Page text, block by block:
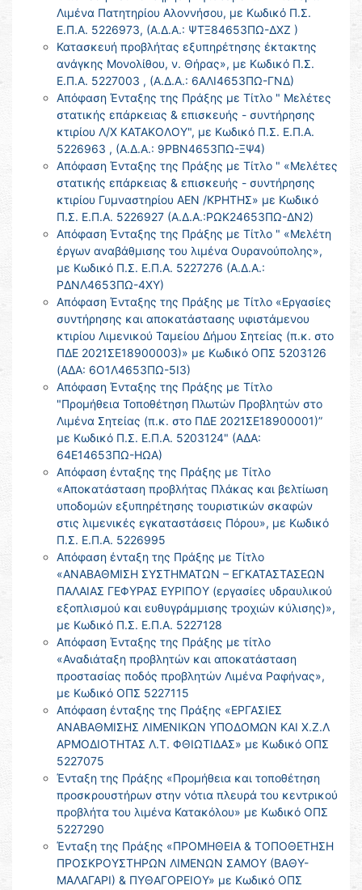
Λιμένα Πατητηρίου Αλοννήσου, με Κωδικό Π.Σ.
Ε.Π.Α. 5226973, (Α.Δ.Α.: ΨΤΞ84653ΠΩ-ΔΧΖ )
Κατασκευή προβλήτας εξυπηρέτησης έκτακτης
ανάγκης Μονολίθου, ν. Θήρας», με Κωδικό Π.Σ.
Ε.Π.Α. 5227003 , (Α.Δ.Α.: 6ΑΛΙ4653ΠΩ-ΓΝΔ)
Απόφαση Ένταξης της Πράξης με Τίτλο " Μελέτες
στατικής επάρκειας & επισκευής - συντήρησης
κτιρίου Λ/Χ ΚΑΤΑΚΟΛΟΥ", με Κωδικό Π.Σ. Ε.Π.Α.
5226963 , (Α.Δ.Α.: 9ΡΒΝ4653ΠΩ-ΞΨ4)
Απόφαση Ένταξης της Πράξης με Τίτλο " «Μελέτες
στατικής επάρκειας & επισκευής - συντήρησης
κτιρίου Γυμναστηρίου ΑΕΝ /ΚΡΗΤΗΣ» με Κωδικό
Π.Σ. Ε.Π.Α. 5226927 (Α.Δ.Α.:ΡΩΚ24653ΠΩ-ΔΝ2)
Απόφαση Ένταξης της Πράξης με Τίτλο " «Μελέτη
έργων αναβάθμισης του λιμένα Ουρανούπολης»,
με Κωδικό Π.Σ. Ε.Π.Α. 5227276 (Α.Δ.Α.:
ΡΔΝΛ4653ΠΩ-4ΧΥ)
Απόφαση Ένταξης της Πράξης με Τίτλο «Εργασίες
συντήρησης και αποκατάστασης υφιστάμενου
κτιρίου Λιμενικού Ταμείου Δήμου Σητείας (π.κ. στο
ΠΔΕ 2021ΣΕ18900003)» με Κωδικό ΟΠΣ 5203126
(ΑΔΑ: 6Ο1Λ4653ΠΩ-5Ι3)
Απόφαση Ένταξης της Πράξης με Τίτλο
"Προμήθεια Τοποθέτηση Πλωτών Προβλητών στο
Λιμένα Σητείας (π.κ. στο ΠΔΕ 2021ΣΕ18900001)”
με Κωδικό Π.Σ. Ε.Π.Α. 5203124" (ΑΔΑ:
64Ε14653ΠΩ-ΗΩΑ)
Απόφαση ένταξης της Πράξης με Τίτλο
«Αποκατάσταση προβλήτας Πλάκας και βελτίωση
υποδομών εξυπηρέτησης τουριστικών σκαφών
στις λιμενικές εγκαταστάσεις Πόρου», με Κωδικό
Π.Σ. Ε.Π.Α. 5226995
Απόφαση ένταξη της Πράξης με Τίτλο
«ΑΝΑΒΑΘΜΙΣΗ ΣΥΣΤΗΜΑΤΩΝ – ΕΓΚΑΤΑΣΤΑΣΕΩΝ
ΠΑΛΑΙΑΣ ΓΕΦΥΡΑΣ ΕΥΡΙΠΟΥ (εργασίες υδραυλικού
εξοπλισμού και ευθυγράμμισης τροχιών κύλισης)»,
με Κωδικό Π.Σ. Ε.Π.Α. 5227128
Απόφαση Ένταξης της Πράξης με τίτλο
«Αναδιάταξη προβλητών και αποκατάσταση
προστασίας ποδός προβλητών Λιμένα Ραφήνας»,
με Κωδικό ΟΠΣ 5227115
Απόφαση ένταξης της Πράξης «ΕΡΓΑΣΙΕΣ
ΑΝΑΒΑΘΜΙΣΗΣ ΛΙΜΕΝΙΚΩΝ ΥΠΟΔΟΜΩΝ ΚΑΙ Χ.Ζ.Λ
ΑPΜΟΔΙΟΤΗΤΑΣ Λ.Τ. ΦΘΙΩΤΙΔΑΣ» με Κωδικό ΟΠΣ
5227075
Ένταξη της Πράξης «Προμήθεια και τοποθέτηση
προσκρουστήρων στην νότια πλευρά του κεντρικού
προβλήτα του λιμένα Κατακόλου» με Κωδικό ΟΠΣ
5227290
Ένταξη της Πράξης «ΠΡΟΜΗΘΕΙΑ & ΤΟΠΟΘΕΤΗΣΗ
ΠΡΟΣΚΡΟΥΣΤΗΡΩΝ ΛΙΜΕΝΩΝ ΣΑΜΟΥ (ΒΑΘΥ-
ΜΑΛΑΓΑΡΙ) & ΠΥΘΑΓΟΡΕΙΟΥ» με Κωδικό ΟΠΣ